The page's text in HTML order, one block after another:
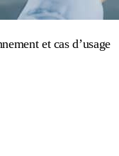
et cas d’usage